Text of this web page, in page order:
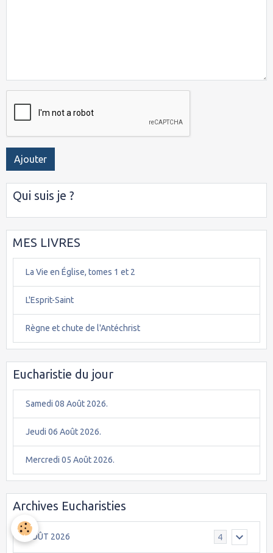
Ajouter
Qui suis je ?
MES LIVRES
La Vie en Église, tomes 1 et 2
L'Esprit-Saint
Règne et chute de l'Antéchrist
Eucharistie du jour
Samedi 08 Août 2026.
Jeudi 06 Août 2026.
Mercredi 05 Août 2026.
Archives Eucharisties
AOÛT 2026 4